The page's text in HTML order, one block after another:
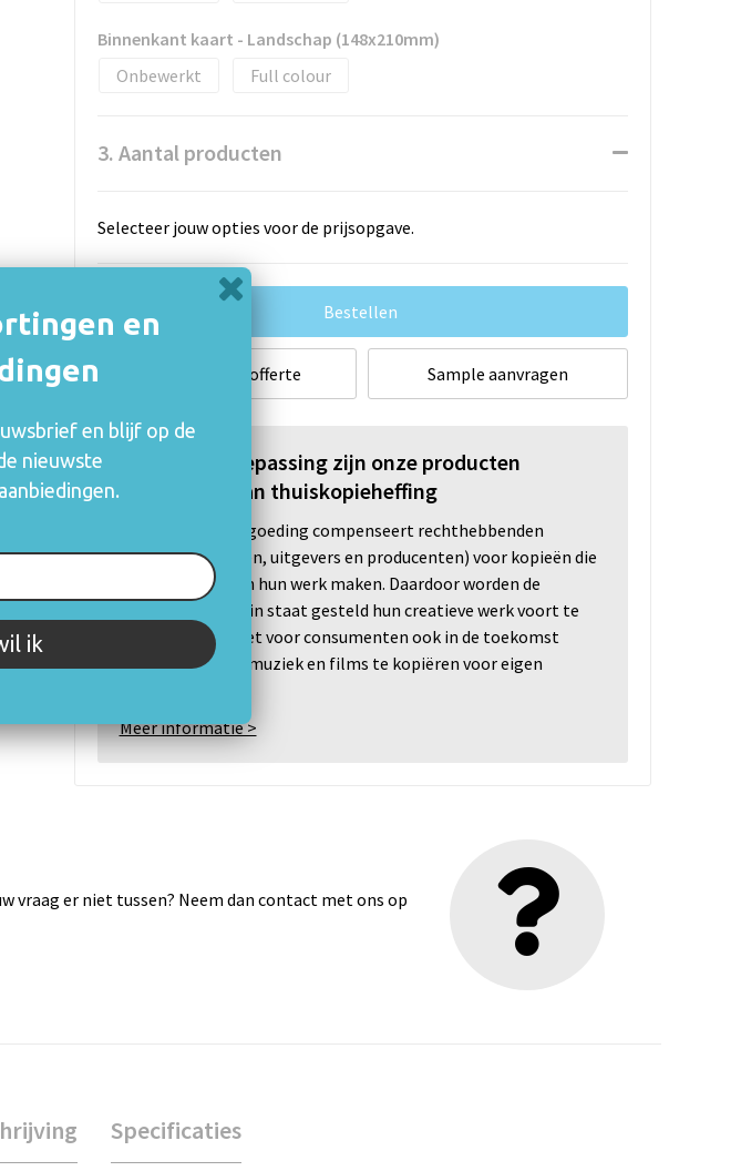
Binnenkant kaart - Landschap (148x210mm)
Onbewerkt
Full colour
3. Aantal producten
Selecteer jouw opties voor de prijsopgave.
Bestellen
Vrijblijvende offerte Sample aanvragen
Indien van toepassing zijn onze producten
onderhevig aan thuiskopieheffing
De thuiskopievergoeding compenseert rechthebbenden
(auteurs, artiesten, uitgevers en producenten) voor kopieën die
consumenten van hun werk maken. Daardoor worden de
rechthebbenden in staat gesteld hun creatieve werk voort te
zetten en blijft het voor consumenten ook in de toekomst
mogelijk om o.a. muziek en films te kopiëren voor eigen
Meer informatie >
er niet tussen? Neem dan contact met ons op
Specificaties
en
en blijf op de
nieuwste
ik